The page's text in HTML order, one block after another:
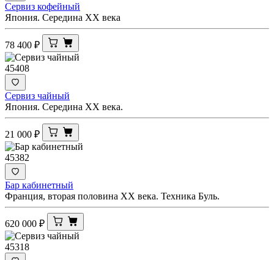
Сервиз кофейный
Япония. Середина ХХ века
78 400 ₽
45408
Сервиз чайный
Япония. Середина XX века.
21 000 ₽
45382
Бар кабинетный
Франция, вторая половина ХХ века. Техника Буль.
620 000 ₽
45318